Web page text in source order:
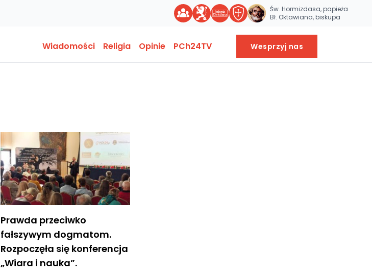
Św. Hormizdasa, papieża
Bł. Oktawiana, biskupa
Wiadomości Religia Opinie PCh24TV Wesprzyj nas
Prawda przeciwko
fałszywym dogmatom.
Rozpoczęła się konferencja
„Wiara i nauka”.